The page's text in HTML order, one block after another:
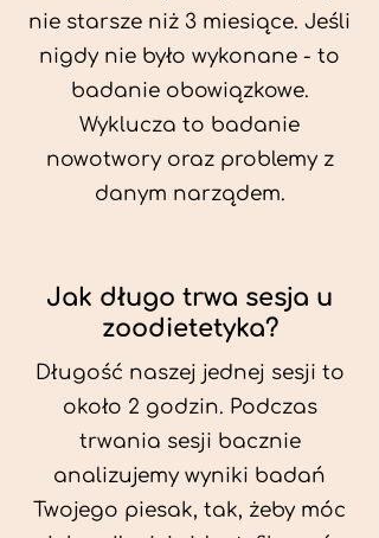
nie starsze niż 3 miesiące. Jeśli
nigdy nie było wykonane - to
badanie obowiązkowe.
Wyklucza to badanie
nowotwory oraz problemy z
danym narządem.
Jak długo trwa sesja u
zoodietetyka?
Długość naszej jednej sesji to
około 2 godzin. Podczas
trwania sesji bacznie
analizujemy wyniki badań
Twojego piesak, tak, żeby móc